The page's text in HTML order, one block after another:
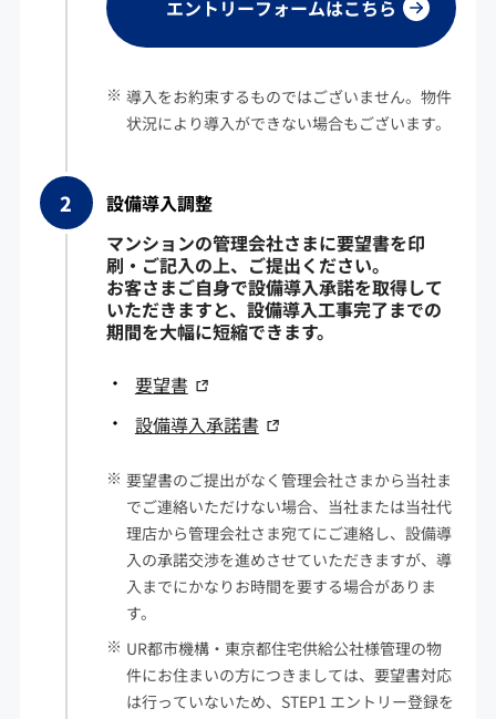
エントリーフォームはこちら
導入をお約束するものではございません。物件
状況により導入ができない場合もございます。
設備導入調整
マンションの管理会社さまに要望書を印
刷・ご記入の上、ご提出ください。
お客さまご自身で設備導入承諾を取得して
いただきますと、設備導入工事完了までの
期間を大幅に短縮できます。
要望書
設備導入承諾書
要望書のご提出がなく管理会社さまから当社ま
でご連絡いただけない場合、当社または当社代
理店から管理会社さま宛てにご連絡し、設備導
入の承諾交渉を進めさせていただきますが、導
入までにかなりお時間を要する場合がありま
す。
UR都市機構・東京都住宅供給公社様管理の物
件にお住まいの方につきましては、要望書対応
は行っていないため、STEP1 エントリー登録を